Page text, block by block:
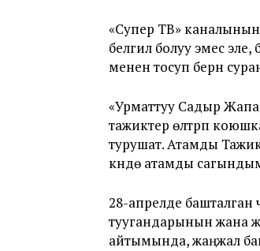
«Супер ТВ»
белгилүү болуу эмес
менен тосуп берүүнү
«Урматтуу Садыр
тажиктер өлтүрүп
турушат. Атамды
күндө атамды
28-апрелде башталган
туугандарынын жана
айтымында, жаңжал